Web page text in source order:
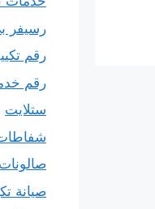
رسيفر
رقم
رقم
ستلايت
صيانة